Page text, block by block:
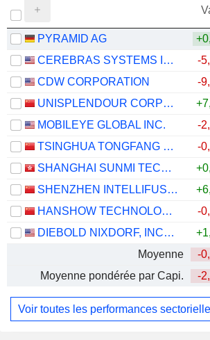
PYRAMID AG
CEREBRAS SYSTEMS INC.
-
CDW CORPORATION
-
UNISPLENDOUR CORPORATION LIMITED
MOBILEYE GLOBAL INC.
-
TSINGHUA TONGFANG CO., LTD.
-
SHANGHAI SUNMI TECHNOLOGY CO., LTD.
SHENZHEN INTELLIFUSION TECHNOLOGIES CO., LTD.
HANSHOW TECHNOLOGY CO., LTD.
-
DIEBOLD NIXDORF, INCORPORATED
Moyenne
-
Moyenne pondérée par Capi.
-
Voir toutes les performances